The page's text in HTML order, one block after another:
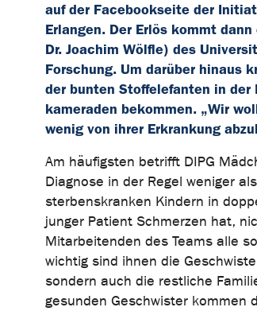
auf der Facebookseite der
Erlangen. Der Erlös kommt
Dr. Joachim Wölfle) des
Forschung. Um darüber hinaus
der bunten Stoffelefanten in der
kameraden bekommen. „Wir
wenig von ihrer Erkrankung
Am häufigsten betrifft DIPG
Diagnose in der Regel weniger
sterbenskranken Kindern in
junger Patient Schmerzen hat,
Mitarbeitenden des Teams alle
wichtig sind ihnen die
sondern auch die restliche
gesunden Geschwister kommen